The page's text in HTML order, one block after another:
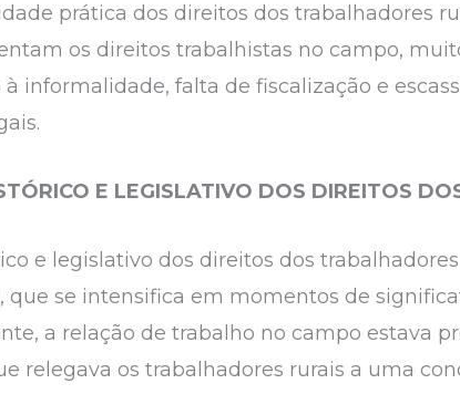
prática dos direitos dos trabalhadores
os direitos trabalhistas no campo,
à informalidade, falta de fiscalização e
E LEGISLATIVO DOS DIREITOS
e legislativo dos direitos dos
que se intensifica em momentos de
a relação de trabalho no campo estava
relegava os trabalhadores rurais a uma